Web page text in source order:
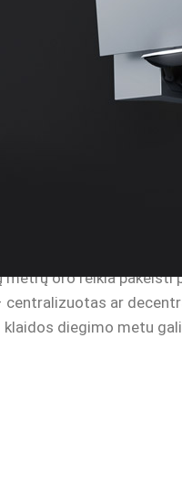
iki 90 %
kondensato
metrų oro reikia pakeisti
centralizuotas ar
klaidos diegimo metu